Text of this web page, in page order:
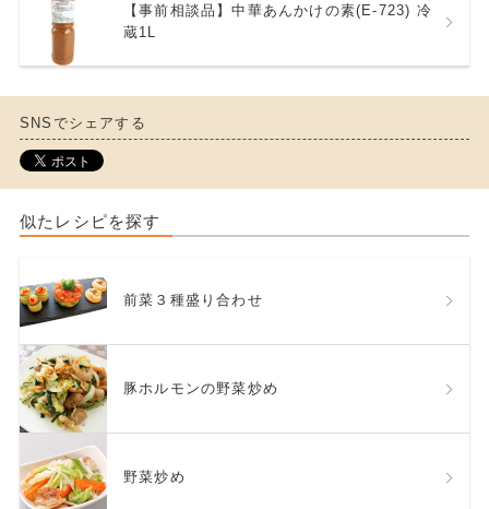
【事前相談品】中華あんかけの素(E-723) 冷
蔵1L
SNSでシェアする
似たレシピを探す
前菜３種盛り合わせ
豚ホルモンの野菜炒め
野菜炒め